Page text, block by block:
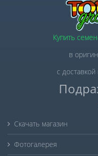
Купить
в
с
Скачать магазин
Фотогалерея